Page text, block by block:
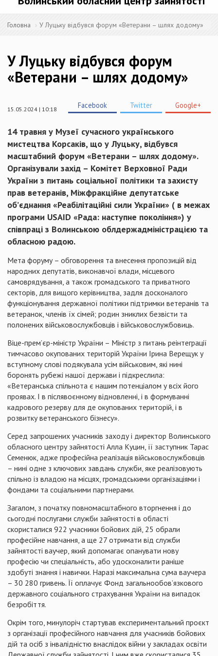
Головна У Луцьку відбувся форум «Ветерани – шлях додому»
У Луцьку відбувся форум
«Ветерани – шлях додому»
15.05.2024 | 10:18 Facebook Twitter Google+
14 травня у Музеї сучасного українського
мистецтва Корсаків, що у Луцьку, відбувся
масштабний форум «Ветерани – шлях додому».
Організували захід – Комітет Верховної Ради
України з питань соціальної політики та захисту
прав ветеранів, Міжфракційне депутатське
об’єднання «Реабілітаційні сили України» ( в межах
програми USAID «Рада: наступне покоління») у
співпраці з Волинською облдержадміністрацією та
обласною радою.
Мета форуму – обговорення та внесення пропозицій від
народних депутатів, виконавчої влади, місцевого
самоврядування, а також громадського та приватного
секторів, для вищого керівництва, задля досконалого
функціонування державної політики підтримки ветеранів та
ветеранок, членів їх сімей; родин зниклих безвісти та
полонених військовослужбовців і військовослужбовиць.
Віце-прем’єр-міністр України – Міністр з питань реінтеграції
тимчасово окупованих територій України Ірина Верещук у
вступному слові подякувала усім військовим, які нині
боронять рубежі нашої держави і підкреслила:
«Ветеранська спільнота є нашим потенціалом у всіх його
проявах. І в післявоєнному відновленні, і в формуванні
кадрового резерву для де окупованих територій, і в
розвитку ветеранського бізнесу».
Серед запрошених учасників заходу і директор Волинського
обласного центру зайнятості Алла Куцин, її заступник Тарас
Семенюк, адже професійна реалізація військовослужбовців
– нині одне з ключових завдань служби, яке реалізовують
спільно із владою на місцях, громадськими організаціями і
фондами та соціальними партнерами.
Загалом, з початку повномасштабного вторгнення і до
сьогодні послугами служби зайнятості в області
скористалися 922 учасники бойових дій, 25 обрали
професійне навчання, а ще 27 отримати від служби
зайнятості ваучер, який допомагає опанувати нову
професію чи спеціальність, або удосконалити раніше
здобуті знання і навички. Наразі максимальна сума ваучера
– 30 280 гривень. Її оплачує Фонд загальнообов’язкового
державного соціального страхування України на випадок
безробіття.
Окрім того, минулоріч стартував експериментальний проєкт
з організації професійного навчання для учасників бойових
дій та осіб з інвалідністю внаслідок війни у закладах освіти